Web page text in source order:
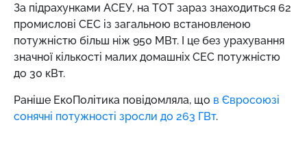
За підрахунками АСЕУ, на ТОТ зараз знаходиться 62
промислові СЕС із загальною встановленою
потужністю більш ніж 950 МВт. І це без урахування
значної кількості малих домашніх СЕС потужністю
до 30 кВт.
Раніше ЕкоПолітика повідомляла, що в Євросоюзі
сонячні потужності зросли до 263 ГВт.